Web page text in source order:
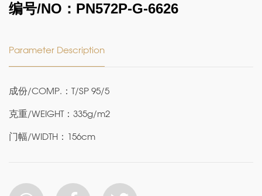
编号/NO：PN572P-G-6626
Parameter Description
成份/COMP.：T/SP 95/5
克重/WEIGHT：335g/m2
门幅/WIDTH：156cm